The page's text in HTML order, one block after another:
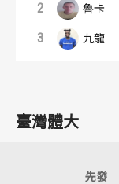
2 魯卡
3 九龍
1
沈睿洋
1
巫竣安
臺灣體大
先發